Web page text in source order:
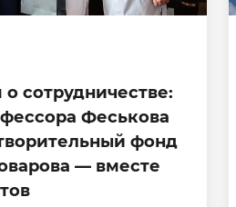
сотрудничестве:
Феськова
фонд
— вместе